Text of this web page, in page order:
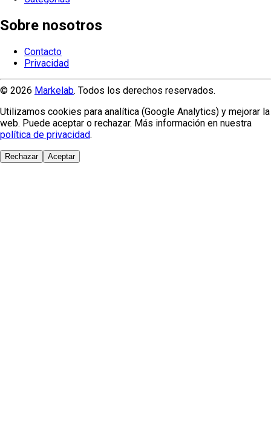
Sobre nosotros
Contacto
Privacidad
© 2026 Markelab. Todos los derechos reservados.
Utilizamos cookies para analítica (Google Analytics) y mejorar la
web. Puede aceptar o rechazar. Más información en nuestra
política de privacidad.
Rechazar Aceptar